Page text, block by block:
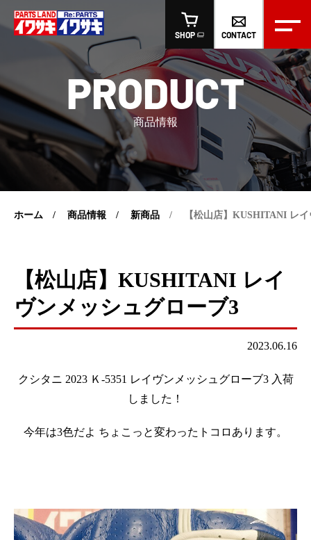
SHOP CONTACT
商品情報
PRODUCT
ホーム 商品情報 新商品 【松山店】KUSHITANI レ
【松山店】KUSHITANI レイ
ヴンメッシュグローブ3
2023.06.16
クシタニ 2023 Ｋ-5351 レイヴンメッシュグローブ3 入荷
しました！
今年は3色だよ ちょこっと変わったトコロあります。